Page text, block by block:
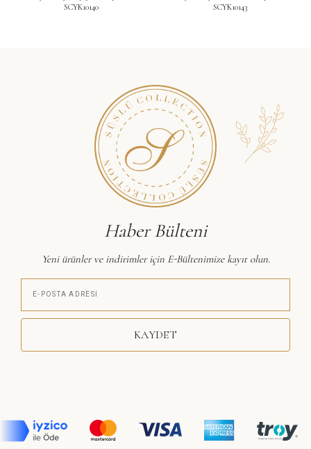
SCYK10140
SCYK10143
Haber Bülteni
Yeni ürünler ve indirimler için E-Bültenimize kayıt olun.
KAYDET